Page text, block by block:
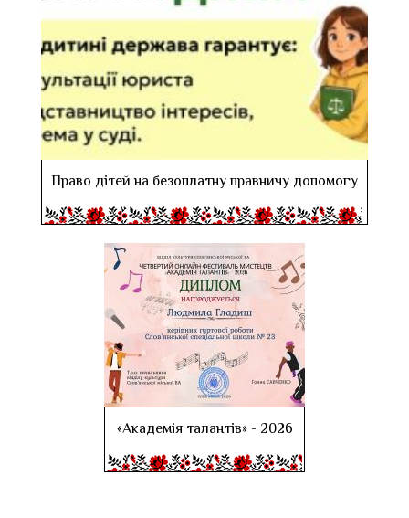
Право дітей на безоплатну правничу допомогу
«Академія талантів» - 2026